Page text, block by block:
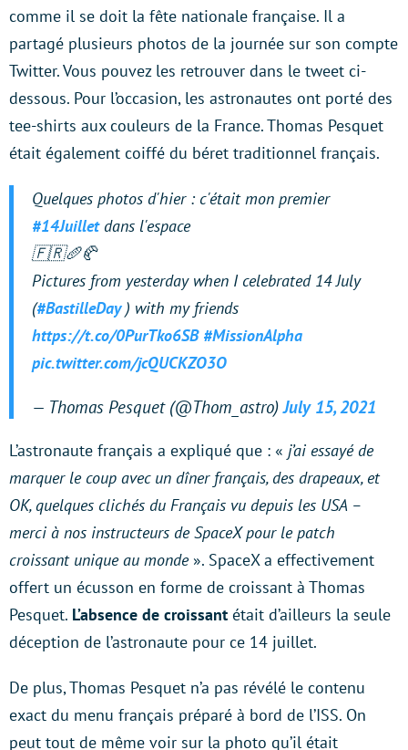
comme il se doit la fête nationale française. Il a
partagé plusieurs photos de la journée sur son compte
Twitter. Vous pouvez les retrouver dans le tweet ci-
dessous. Pour l’occasion, les astronautes ont porté des
tee-shirts aux couleurs de la France. Thomas Pesquet
était également coiffé du béret traditionnel français.
Quelques photos d'hier : c'était mon premier
#14Juilletdans l'espace
🇫🇷🥖🥐
Pictures from yesterday when I celebrated 14 July
(#BastilleDay) with my friends
https://t.co/0PurTko6SB #MissionAlpha
pic.twitter.com/jcQUCKZO3O
— Thomas Pesquet (@Thom_astro)July 15, 2021
L’astronaute français a expliqué que : « j’ai essayé de
marquer le coup avec un dîner français, des drapeaux, et
OK, quelques clichés du Français vu depuis les USA –
merci à nos instructeurs de SpaceX pour le patch
croissant unique au monde ». SpaceX a effectivement
offert un écusson en forme de croissant à Thomas
Pesquet. L’absence de croissant était d’ailleurs la seule
déception de l’astronaute pour ce 14 juillet.
De plus, Thomas Pesquet n’a pas révélé le contenu
exact du menu français préparé à bord de l’ISS. On
peut tout de même voir sur la photo qu’il était